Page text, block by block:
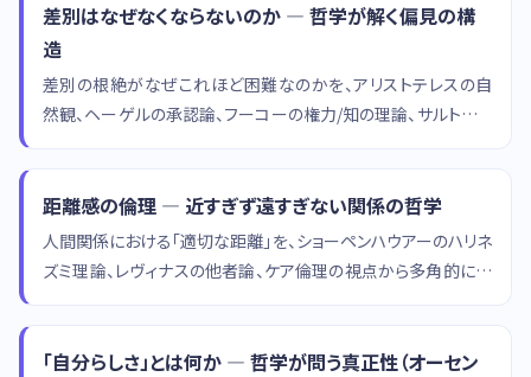
差別はなぜなくならないのか — 哲学が解く偏見の構
造
差別の根絶がなぜこれほど困難なのかを、アリストテレスの自
然観、ヘーゲルの承認論、フーコーの権力/知の理論、サルトルの
距離感の倫理 — 近すぎず遠すぎない関係の哲学
人間関係における「適切な距離」を、ショーペンハウアーのハリネ
ズミ理論、レヴィナスの他者論、ケア倫理の視点から多角的に考
「自分らしさ」とは何か — 哲学が問う真正性（オーセン